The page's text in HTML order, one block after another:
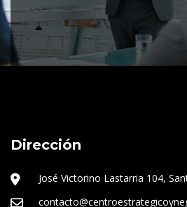
Dirección
José Victorino Lastarria 104,